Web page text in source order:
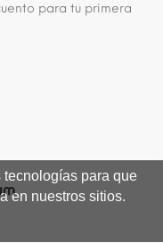
para tu primera
tecnologías para que
en nuestros sitios.